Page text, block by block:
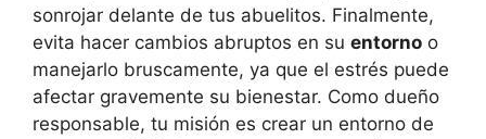
sonrojar delante de tus abuelitos. Finalmente,
evita hacer cambios abruptos en su entorno o
manejarlo bruscamente, ya que el estrés puede
afectar gravemente su bienestar. Como dueño
responsable, tu misión es crear un entorno de